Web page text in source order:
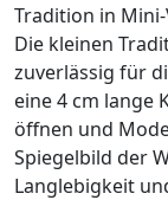
Tradition in
Die kleinen
zuverlässig für
eine 4 cm lange
öffnen und
Spiegelbild der
Langlebigkeit